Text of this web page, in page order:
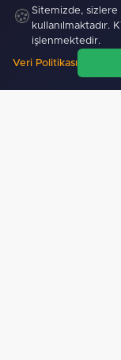
altyapı
🍪 Sitemizde,
kullanılmaktadır.
işlenmektedir.
Veri Politikası